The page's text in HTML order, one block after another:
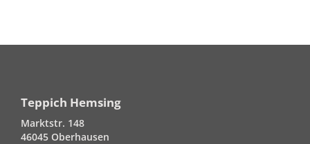
Teppich Hemsing
Marktstr. 148
46045 Oberhausen